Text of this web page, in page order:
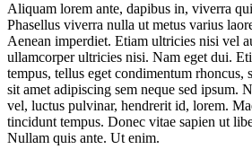
Aliquam lorem ante, dapibus in, viverra
Phasellus viverra nulla ut metus varius
Aenean imperdiet. Etiam ultricies nisi vel
ullamcorper ultricies nisi. Nam eget dui.
tempus, tellus eget condimentum rhoncus,
sit amet adipiscing sem neque sed ipsum.
vel, luctus pulvinar, hendrerit id, lorem.
tincidunt tempus. Donec vitae sapien ut
Nullam quis ante. Ut enim.